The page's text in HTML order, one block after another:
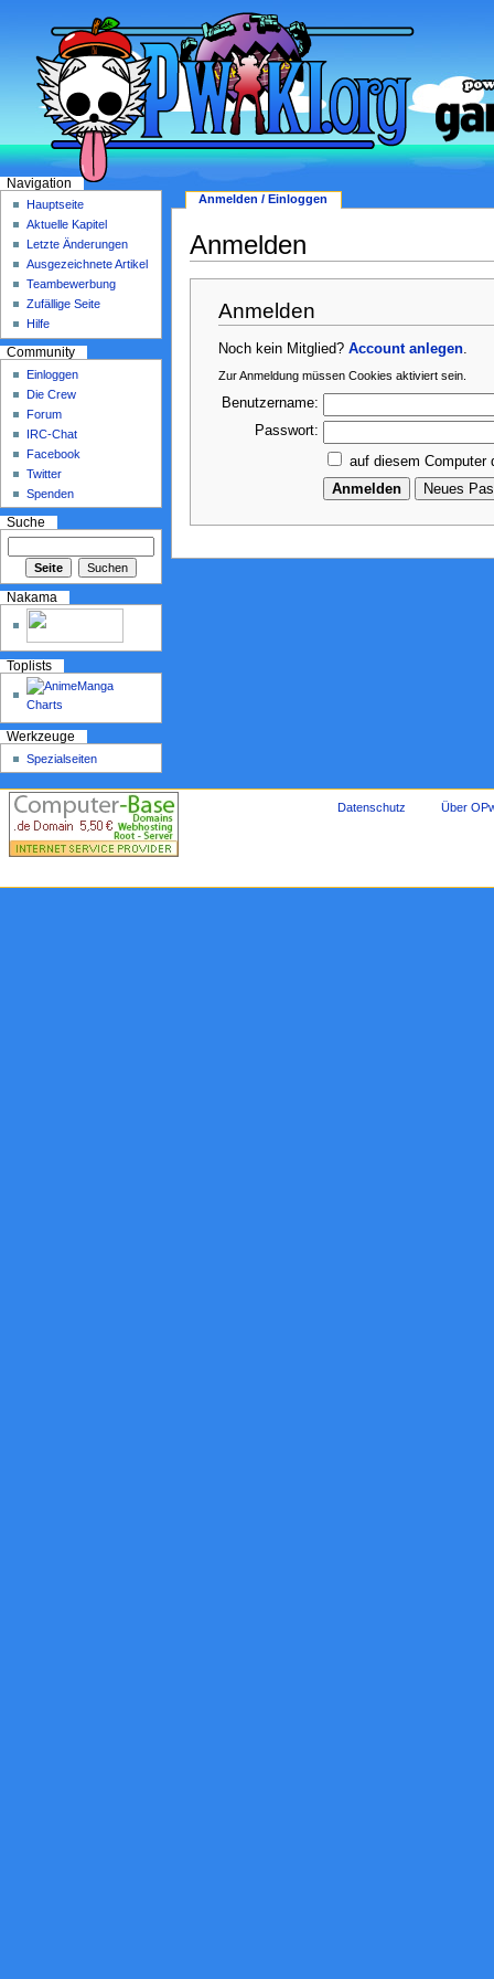
Anmelden
Anmelden
Noch kein Mitglied?Account anlegen
Zur Anmeldung müssen Cookies aktiviert sein.
Benutzername:
Passwort:
auf diesem Computer
Anmelden / Einloggen
Navigation
Hauptseite
Aktuelle Kapitel
Letzte Änderungen
Ausgezeichnete Artikel
Teambewerbung
Zufällige Seite
Hilfe
Community
Einloggen
Die Crew
Forum
IRC-Chat
Facebook
Twitter
Spenden
Suche
Nakama
Toplists
Werkzeuge
Spezialseiten
Datenschutz Über